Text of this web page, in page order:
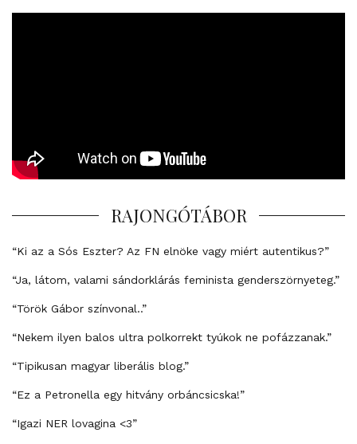
RAJONGÓTÁBOR
“Ki az a Sós Eszter? Az FN elnöke vagy miért autentikus?”
“Ja, látom, valami sándorklárás feminista genderszörnyeteg.”
“Török Gábor színvonal..”
“Nekem ilyen balos ultra polkorrekt tyúkok ne pofázzanak.”
“Tipikusan magyar liberális blog.”
“Ez a Petronella egy hitvány orbáncsicska!”
“Igazi NER lovagina <3”